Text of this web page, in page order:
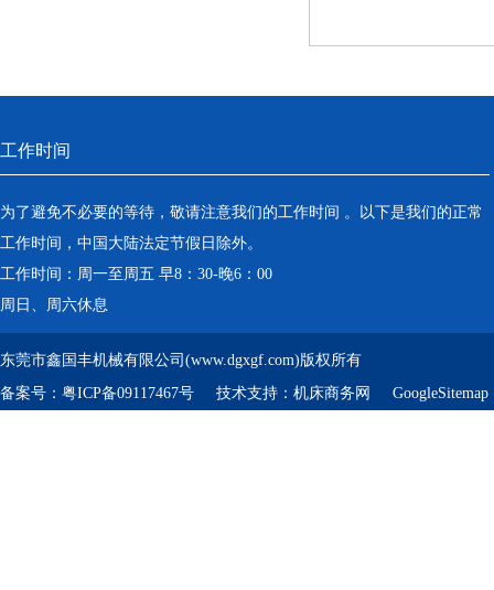
工作时间
为了避免不必要的等待，敬请注意我们的工作时间 。以下是我们的正常
工作时间，中国大陆法定节假日除外。
工作时间：周一至周五 早8：30-晚6：00
周日、周六休息
东莞市鑫国丰机械有限公司(www.dgxgf.com)版权所有
备案号： 粤ICP备09117467号 技术支持： 机床商务网 GoogleSitemap